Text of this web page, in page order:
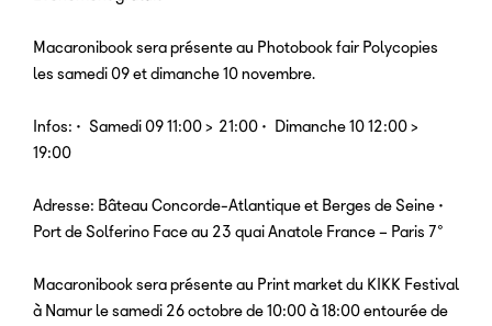
Macaronibook sera présente au Photobook fair Polycopies
les samedi 09 et dimanche 10 novembre.
Infos: • Samedi 09 11:00 > 21:00 • Dimanche 10 12:00 >
19:00
Adresse: Bâteau Concorde-Atlantique et Berges de Seine •
Port de Solferino Face au 23 quai Anatole France – Paris 7°
Macaronibook sera présente au Print market du KIKK Festival
à Namur le samedi 26 octobre de 10:00 à 18:00 entourée de